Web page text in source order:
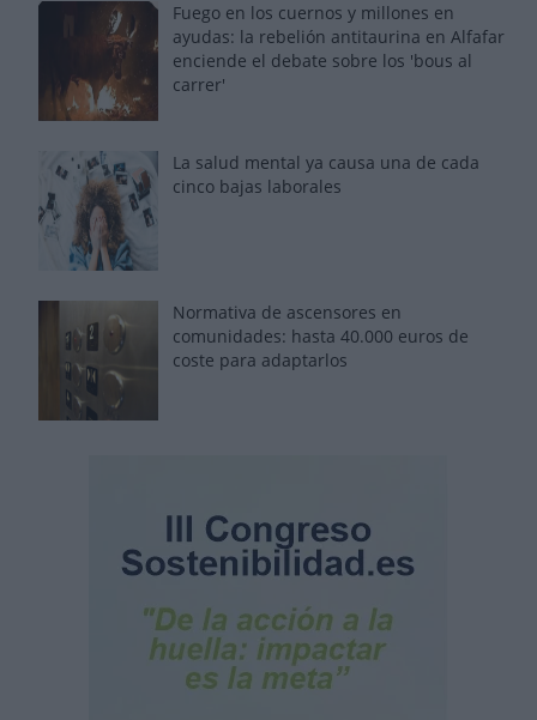
Fuego en los cuernos y millones en
ayudas: la rebelión antitaurina en Alfafar
enciende el debate sobre los 'bous al
carrer'
La salud mental ya causa una de cada
cinco bajas laborales
Normativa de ascensores en
comunidades: hasta 40.000 euros de
coste para adaptarlos